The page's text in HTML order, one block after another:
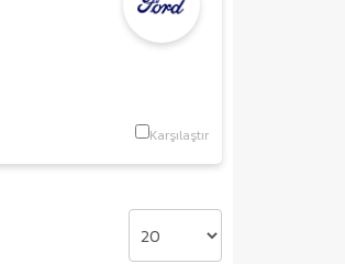
Karşılaştır